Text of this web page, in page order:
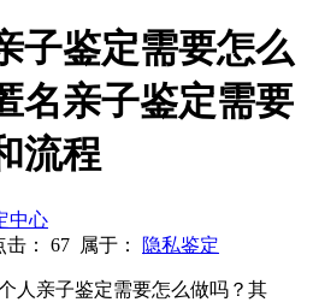
子鉴定需要怎么
名亲子鉴定需要
流程
中心
击： 67 属于： 隐私鉴定
人亲子鉴定需要怎么做吗？其